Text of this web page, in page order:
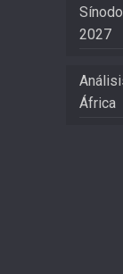
2027
África